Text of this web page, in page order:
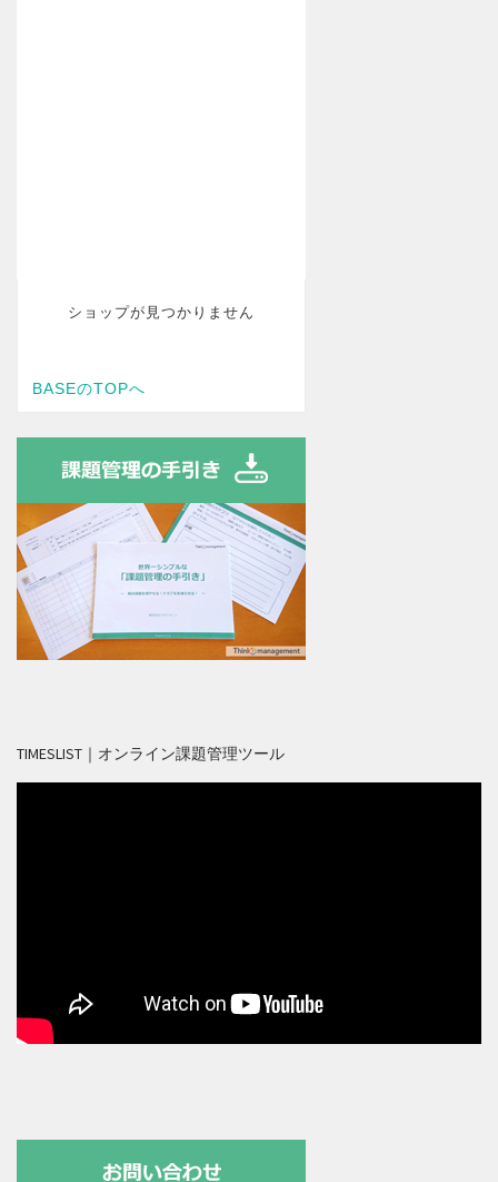
TIMESLIST｜オンライン課題管理ツール